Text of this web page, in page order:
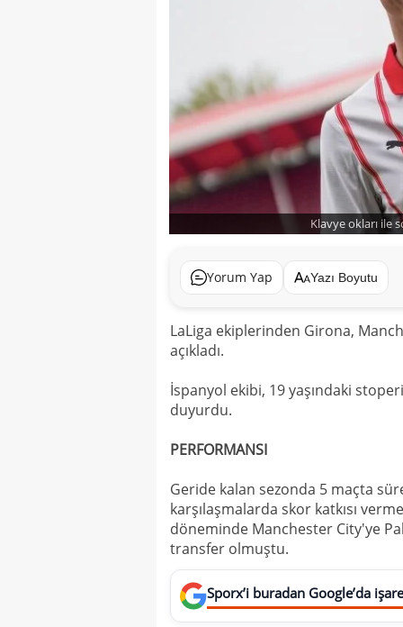
Klavye okları ile
Yorum Yap Yazı Boyutu
LaLiga ekiplerinden Girona,
açıkladı.
İspanyol ekibi, 19 yaşındaki
duyurdu.
PERFORMANSI
Geride kalan sezonda 5 maçta
karşılaşmalarda skor katkısı
döneminde Manchester City'ye
transfer olmuştu.
Sporx’i buradan Google’da